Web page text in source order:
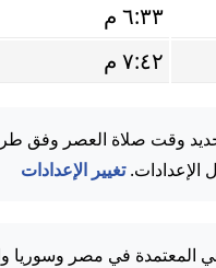
٦:٣٣ م
٧:٤٢ م
وقت صلاة العصر وفق
تغيير الإعدادات
المعتمدة في مصر وسوريا